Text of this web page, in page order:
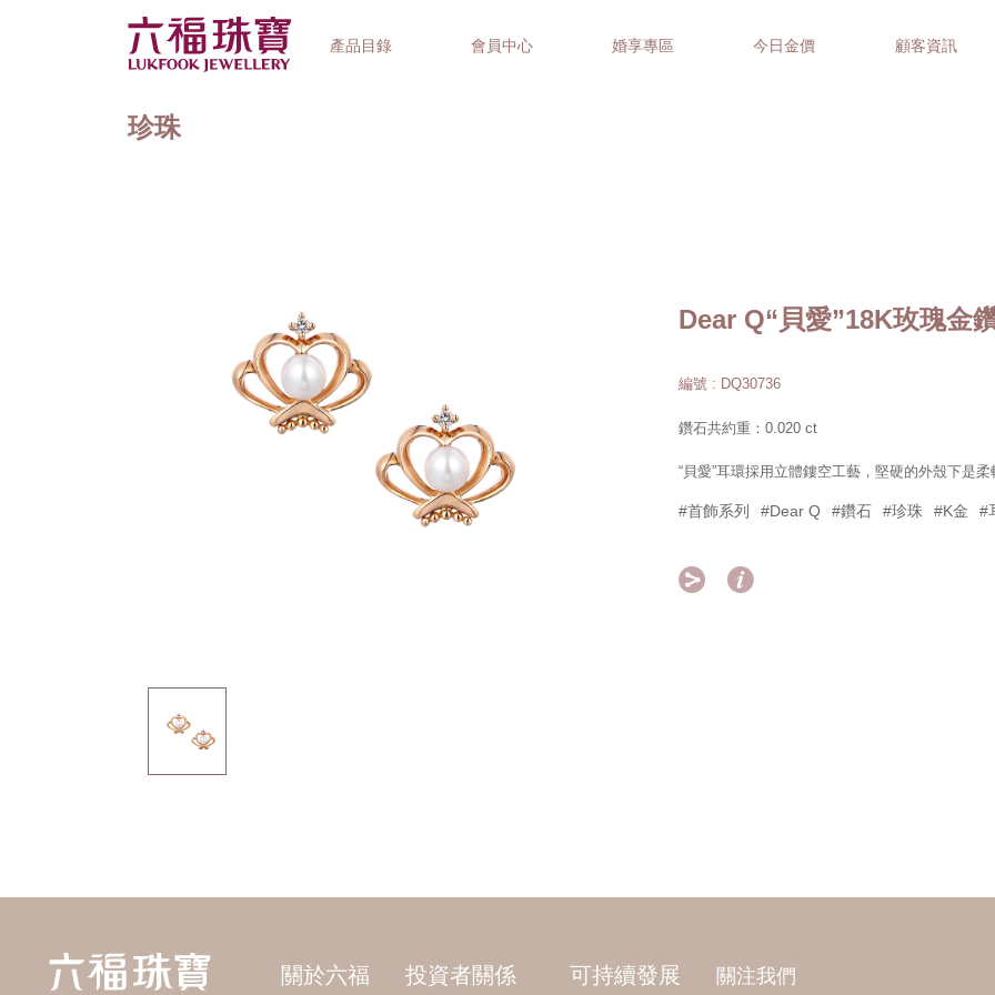
產品目錄 會員中心 婚享專區 今日金價 顧客資訊
珍珠
Dear Q“貝愛”18K玫瑰金
編號 : DQ30736
鑽石共約重：0.020 ct
“貝愛”耳環採用立體鏤空工藝，堅硬的外殼下是
#首飾系列 #Dear Q #鑽石 #珍珠 #K金 #
 
關於六福 投資者關係 可持續發展 關注我們